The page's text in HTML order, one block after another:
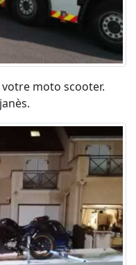
moto scooter.